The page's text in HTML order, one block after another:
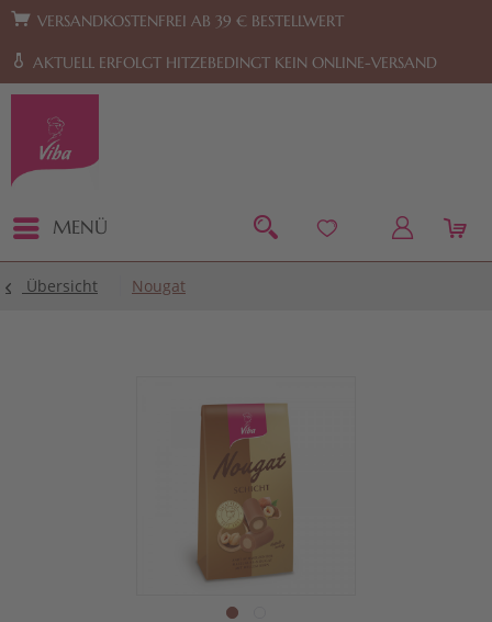
Zur Hauptnavigation springen Zum Footer springen
VERSANDKOSTENFREI AB 39 € BESTELLWERT
AKTUELL ERFOLGT HITZEBEDINGT KEIN ONLINE-VERSAND
MENÜ
Übersicht Nougat